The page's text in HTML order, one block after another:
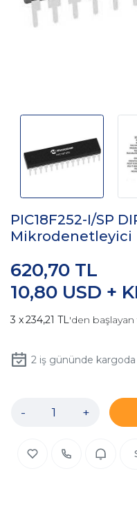
PIC18F252-I/SP
Mikrodenetleyici
10,80 USD +
620,70 TL
234,21 TL'den
2iş gününde kargoda
- +